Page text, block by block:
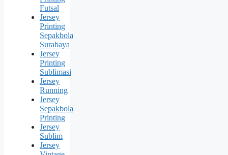
Futsal
Jersey
Printing
Sepakbola
Surabaya
Jersey
Printing
Sublimasi
Jersey
Running
Jersey
Sepakbola
Printing
Jersey
Sublim
Jersey